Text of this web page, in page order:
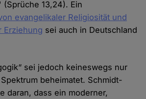
13,24). Ein
evangelikaler Religiosität und
Erziehung sei auch in Deutschland
sei jedoch keineswegs nur
beheimatet. Schmidt-
daran, dass ein moderner,